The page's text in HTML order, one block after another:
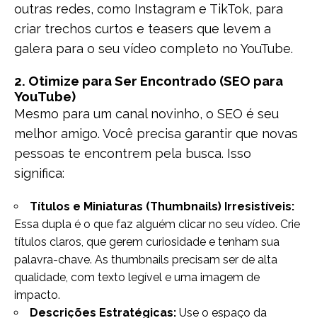
outras redes, como Instagram e TikTok, para
criar trechos curtos e teasers que levem a
galera para o seu vídeo completo no YouTube.
2. Otimize para Ser Encontrado (SEO para
YouTube)
Mesmo para um canal novinho, o SEO é seu
melhor amigo. Você precisa garantir que novas
pessoas te encontrem pela busca. Isso
significa:
Títulos e Miniaturas (Thumbnails) Irresistíveis:
Essa dupla é o que faz alguém clicar no seu vídeo. Crie
títulos claros, que gerem curiosidade e tenham sua
palavra-chave. As thumbnails precisam ser de alta
qualidade, com texto legível e uma imagem de
impacto.
Descrições Estratégicas: Use o espaço da